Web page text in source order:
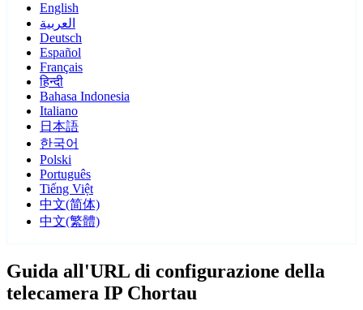
English
العربية
Deutsch
Español
Français
हिन्दी
Bahasa Indonesia
Italiano
日本語
한국어
Polski
Português
Tiếng Việt
中文(简体)
中文(繁體)
Guida all'URL di configurazione della
telecamera IP Chortau